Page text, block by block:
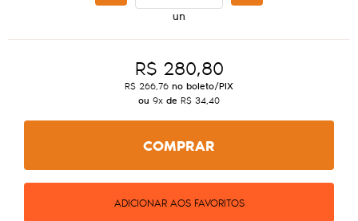
un
R$ 280,80
R$ 266,76 no boleto/PIX
ou 9x de R$ 34,40
COMPRAR
ADICIONAR AOS FAVORITOS